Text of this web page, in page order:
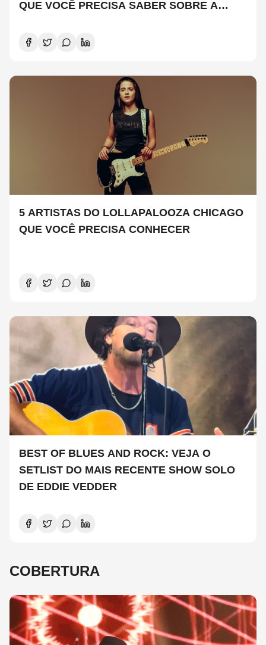
QUE VOCÊ PRECISA SABER SOBRE A
5 ARTISTAS DO LOLLAPALOOZA CHICAGO
QUE VOCÊ PRECISA CONHECER
BEST OF BLUES AND ROCK: VEJA O
SETLIST DO MAIS RECENTE SHOW SOLO
DE EDDIE VEDDER
COBERTURA